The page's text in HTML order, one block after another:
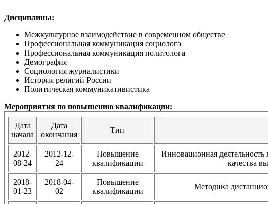
Дисциплины:
Межкультурное взаимодействие в современном обществе
Профессиональная коммуникация социолога
Профессиональная коммуникация политолога
Демография
Социология журналистики
История религий России
Политическая коммуникативистика
Мероприятия по повышению квалификации:
Дата
начала
Дата
окончания
Тип
2012-
08-24
2012-12-
24
Повышение
квалификации
Инновационная
качества
2018-
01-23
2018-04-
02
Повышение
квалификации
Методика